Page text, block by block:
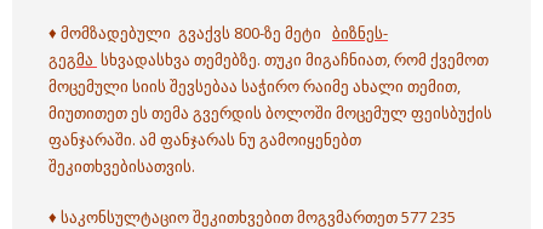
♦ მომზადებული გვაქვს 800-ზე მეტი ბიზნეს-
გეგმა სხვადასხვა თემებზე. თუკი მიგაჩნიათ, რომ ქვემოთ
მოცემული სიის შევსებაა საჭირო რაიმე ახალი თემით,
მიუთითეთ ეს თემა გვერდის ბოლოში მოცემულ ფეისბუქის
ფანჯარაში. ამ ფანჯარას ნუ გამოიყენებთ
შეკითხვებისათვის.
♦ საკონსულტაციო შეკითხვებით მოგვმართეთ 577 235